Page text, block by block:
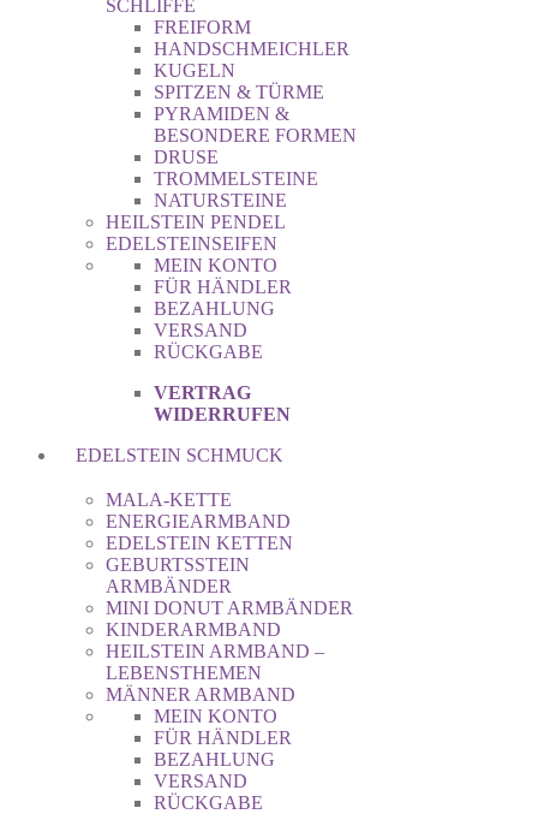
SCHLIFFE
FREIFORM
HANDSCHMEICHLER
KUGELN
SPITZEN & TÜRME
PYRAMIDEN &
BESONDERE FORMEN
DRUSE
TROMMELSTEINE
NATURSTEINE
HEILSTEIN PENDEL
EDELSTEINSEIFEN
MEIN KONTO
FÜR HÄNDLER
BEZAHLUNG
VERSAND
RÜCKGABE
VERTRAG
WIDERRUFEN
EDELSTEIN SCHMUCK
MALA-KETTE
ENERGIEARMBAND
EDELSTEIN KETTEN
GEBURTSSTEIN
ARMBÄNDER
MINI DONUT ARMBÄNDER
KINDERARMBAND
HEILSTEIN ARMBAND –
LEBENSTHEMEN
MÄNNER ARMBAND
MEIN KONTO
FÜR HÄNDLER
BEZAHLUNG
VERSAND
RÜCKGABE